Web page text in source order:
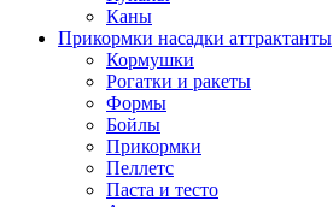
Каны
Прикормки насадки аттрактанты
Кормушки
Рогатки и ракеты
Формы
Бойлы
Прикормки
Пеллетс
Паста и тесто